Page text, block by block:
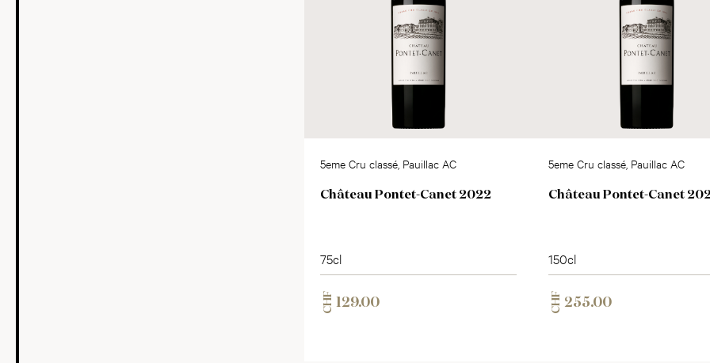
5eme Cru classé, Pauillac AC
Château Pontet-Canet 2022
75cl
CHF 129.00
5eme Cru classé, Pauillac AC
Château Pontet-Canet
150cl
CHF 255.00